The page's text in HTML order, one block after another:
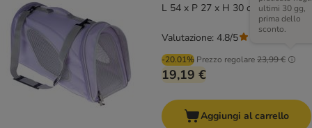
L 54 x P 27 x H 30 cm lavanda
-20.01% Prezzo regolare23,99 €
ultimi 30 gg,
prima dello
sconto.
19,19 €
Valutazione: 4.8/5
Aggiungi al carrello